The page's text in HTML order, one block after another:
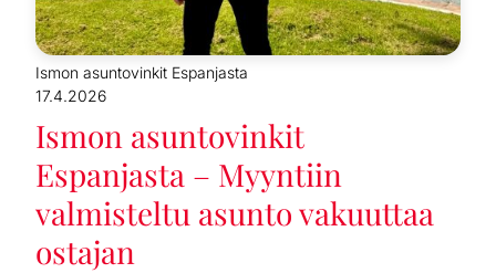
Ismon asuntovinkit Espanjasta
17.4.2026
Ismon asuntovinkit
Espanjasta – Myyntiin
valmisteltu asunto vakuuttaa
ostajan